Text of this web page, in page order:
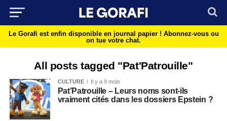
Le Gorafi est enfin disponible en journal papier ! Abonnez-vous ou
on tue votre chat.
All posts tagged "Pat'Patrouille"
CULTURE Il y a 9 mois
Pat’Patrouille – Leurs noms sont-ils
vraiment cités dans les dossiers Epstein ?